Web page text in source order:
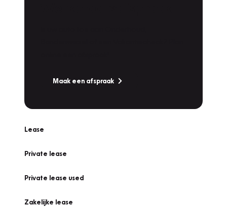
Maak een afspraak
Lease
Private lease
Private lease used
Zakelijke lease